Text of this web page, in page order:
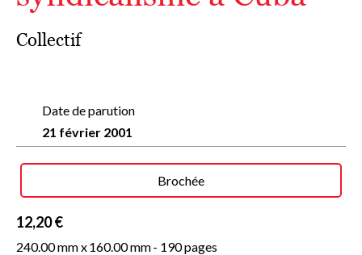
Collectif
Date de parution
21 février 2001
Brochée
12,20 €
240.00 mm x160.00 mm- 190 pages